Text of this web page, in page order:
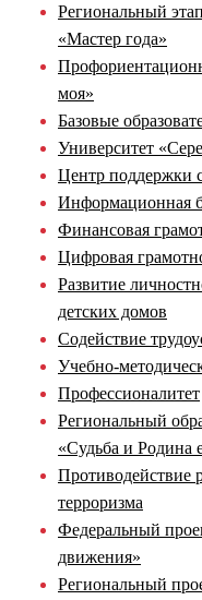
Региональный
«Мастер года»
моя»
Базовые
Университет
Центр поддержки
Информационная
Финансовая
Цифровая
Развитие
детских домов
Содействие
Учебно-
Профессионалитет
Региональный
«Судьба и Родина
Противодействие
терроризма
Федеральный
движения»
Региональный